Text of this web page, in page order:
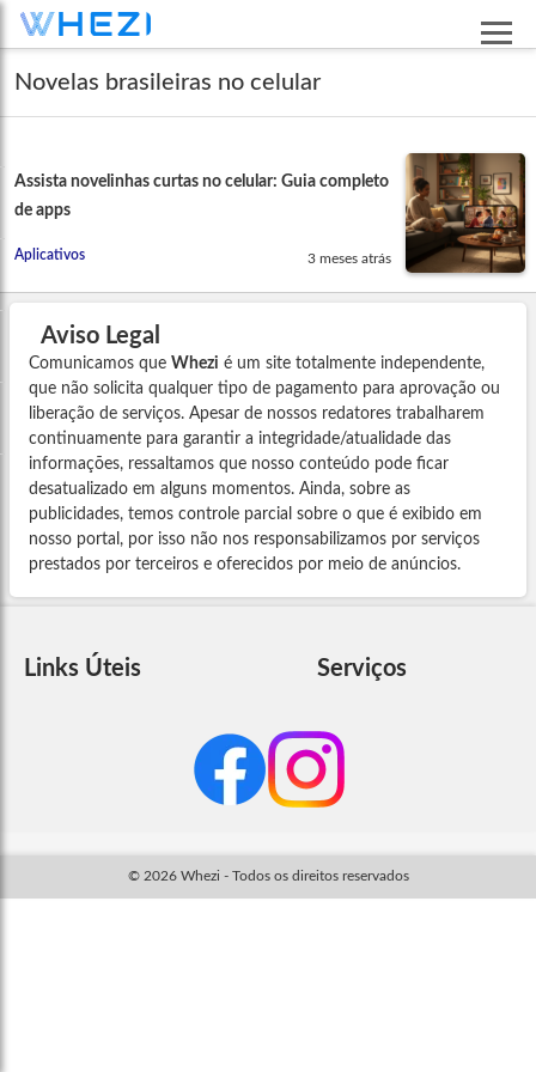
Novelas brasileiras no celular
Assista novelinhas curtas no celular: Guia completo
de apps
Aplicativos 3 meses atrás
Aviso Legal
Comunicamos que Whezi é um site totalmente independente,
que não solicita qualquer tipo de pagamento para aprovação ou
liberação de serviços. Apesar de nossos redatores trabalharem
continuamente para garantir a integridade/atualidade das
informações, ressaltamos que nosso conteúdo pode ficar
desatualizado em alguns momentos. Ainda, sobre as
publicidades, temos controle parcial sobre o que é exibido em
nosso portal, por isso não nos responsabilizamos por serviços
prestados por terceiros e oferecidos por meio de anúncios.
Links Úteis Serviços
© 2026 Whezi - Todos os direitos reservados